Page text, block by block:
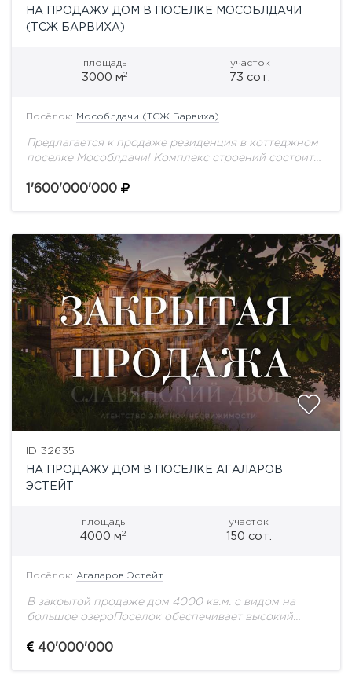
НА ПРОДАЖУ ДОМ В ПОСЕЛКЕ МОСОБЛДАЧИ
(ТСЖ БАРВИХА)
площадь
3000 м2
участок
73 сот.
Посёлок: Мособлдачи (ТСЖ Барвиха)
Предлагается к продаже резиденция в коттеджном
поселке Мособлдачи! Комплекс строений состоит
на участке с вековыми соснами - 73 сотки....
1'600'000'000
ID 32635
НА ПРОДАЖУ ДОМ В ПОСЕЛКЕ АГАЛАРОВ
ЭСТЕЙТ
площадь
4000 м2
участок
150 сот.
Посёлок: Агаларов Эстейт
В закрытой продаже дом 4000 кв.м. с видом на
большое озероПоселок обеспечивает высокий
развитую внутреннюю инфраструктуру и удобную
40'000'000